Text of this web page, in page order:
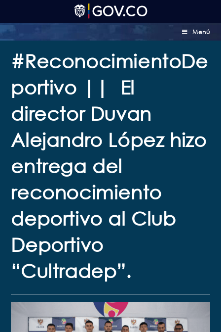
Menú
#ReconocimientoDe
portivo || El
director Duvan
Alejandro López hizo
entrega del
reconocimiento
deportivo al Club
Deportivo
“Cultradep”.